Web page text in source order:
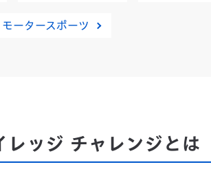
モータースポーツ
ッジ チャレンジとは